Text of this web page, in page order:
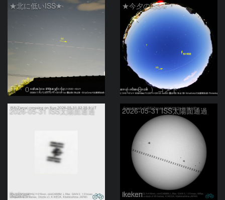
★北に低いISS★
（＾０＾）コメト
★今夕のISS★
（＾０＾）コメト
2026-05-31 ISS太陽面通過
ikeken
2026-05-31 ISS太陽面通過
ikeken